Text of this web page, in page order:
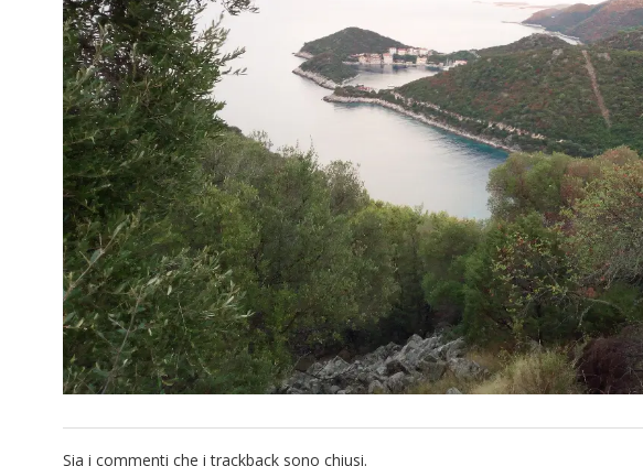
Sia i commenti che i trackback sono chiusi.